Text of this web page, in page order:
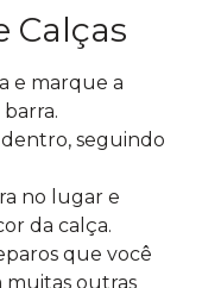
Calças
e marque a
dentro, seguindo
no lugar e
da calça.
que você
muitas outras